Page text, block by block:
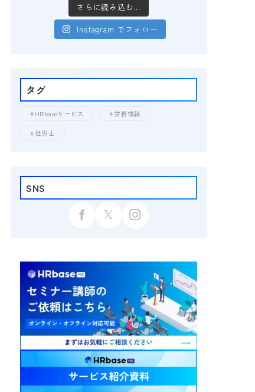
さらに読み込む...
Instagram でフォロー
タグ
HRbaseサービス 労務情報
社労士
SNS